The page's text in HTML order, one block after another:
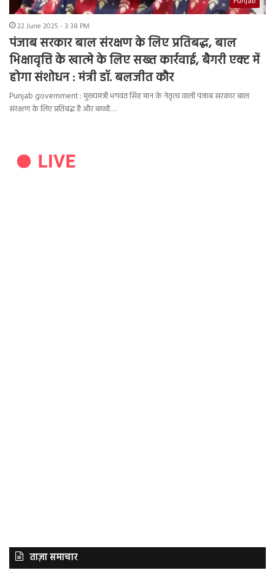
22 June 2025 - 3:38 PM
पंजाब सरकार बाल संरक्षण के लिए प्रतिबद्ध, बाल
भिक्षावृत्ति के खात्मे के लिए सख्त कार्रवाई, बैगरी एक्ट में
होगा संशोधन : मंत्री डॉ. बलजीत कौर
Punjab government : मुख्यमंत्री भगवंत सिंह मान के नेतृत्व वाली पंजाब सरकार बाल
संरक्षण के लिए प्रतिबद्ध है और बच्चों…
ताज़ा समाचार